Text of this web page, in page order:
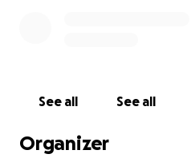
See all See all
Organizer